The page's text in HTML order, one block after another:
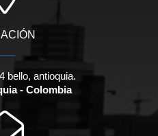
bello, antioquia.
- Colombia